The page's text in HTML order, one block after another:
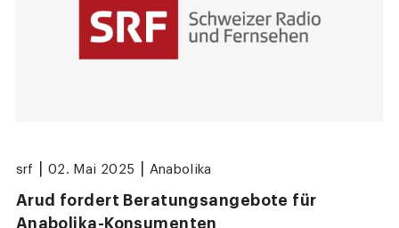
srf 02. Mai 2025 Anabolika
Arud fordert Beratungsangebote für
Anabolika-Konsumenten